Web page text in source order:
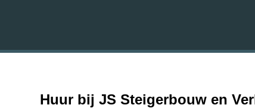
Huur bij JS Steigerbouw en